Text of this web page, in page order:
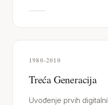
1980-2010
Treća Generacija
Uvođenje prvih